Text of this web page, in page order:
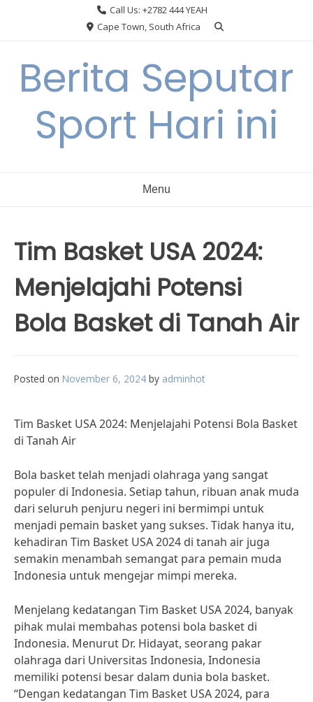
Call Us: +2782 444 YEAH
Cape Town, South Africa
Berita Seputar
Sport Hari ini
Menu
Tim Basket USA 2024:
Menjelajahi Potensi
Bola Basket di Tanah Air
Posted on November 6, 2024 by adminhot
Tim Basket USA 2024: Menjelajahi Potensi Bola Basket
di Tanah Air
Bola basket telah menjadi olahraga yang sangat
populer di Indonesia. Setiap tahun, ribuan anak muda
dari seluruh penjuru negeri ini bermimpi untuk
menjadi pemain basket yang sukses. Tidak hanya itu,
kehadiran Tim Basket USA 2024 di tanah air juga
semakin menambah semangat para pemain muda
Indonesia untuk mengejar mimpi mereka.
Menjelang kedatangan Tim Basket USA 2024, banyak
pihak mulai membahas potensi bola basket di
Indonesia. Menurut Dr. Hidayat, seorang pakar
olahraga dari Universitas Indonesia, Indonesia
memiliki potensi besar dalam dunia bola basket.
“Dengan kedatangan Tim Basket USA 2024, para